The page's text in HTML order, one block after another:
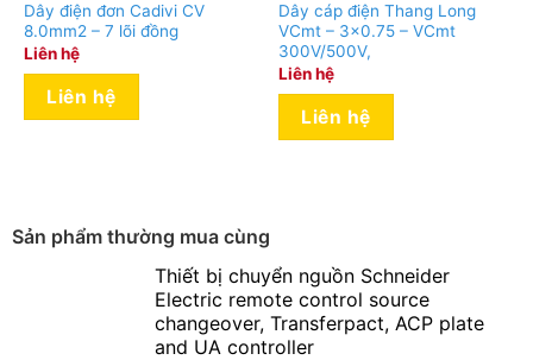
Dây điện đơn Cadivi CV
8.0mm2 – 7 lõi đồng
Liên hệ
Liên hệ
Dây cáp điện Thang Long
VCmt – 3×0.75 – VCmt
300V/500V,
Liên hệ
Liên hệ
Sản phẩm thường mua cùng
Thiết bị chuyển nguồn Schneider
Electric remote control source
changeover, Transferpact, ACP plate
and UA controller